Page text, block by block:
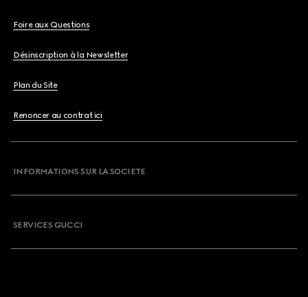
Foire aux Questions
Désinscription à la Newsletter
Plan du Site
Renoncer au contrat ici
INFORMATIONS SUR LA SOCIETE
SERVICES GUCCI